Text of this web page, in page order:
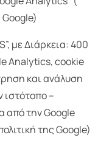
Google)
με Διάρκεια: 400
Analytics, cookie
και ανάλυση
ιστότοπο –
από την Google
της Google)